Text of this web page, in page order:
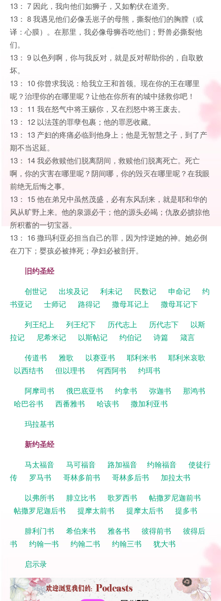
13： 7 因此，我向他们如狮子，又如豹伏在道旁。
13： 8 我遇见他们必像丢崽子的母熊，撕裂他们的胸膛（或
译：心膜）。在那里，我必像母狮吞吃他们；野兽必撕裂他
们。
13： 9 以色列啊，你与我反对，就是反对帮助你的，自取败
坏。
13： 10 你曾求我说：给我立王和首领。现在你的王在哪里
呢？治理你的在哪里呢？让他在你所有的城中拯救你吧！
13： 11 我在怒气中将王赐你，又在烈怒中将王废去。
13： 12 以法莲的罪孽包裹；他的罪恶收藏。
13： 13 产妇的疼痛必临到他身上；他是无智慧之子，到了产
期不当迟延。
13： 14 我必救赎他们脱离阴间，救赎他们脱离死亡。死亡
啊，你的灾害在哪里呢？阴间哪，你的毁灭在哪里呢？在我眼
前绝无后悔之事。
13： 15 他在弟兄中虽然茂盛，必有东风刮来，就是耶和华的
风从旷野上来。他的泉源必干；他的源头必竭；仇敌必掳掠他
所积蓄的一切宝器。
13： 16 撒玛利亚必担当自己的罪，因为悖逆她的神。她必倒
在刀下；婴孩必被摔死；孕妇必被剖开。
旧约圣经
创世记 出埃及记 利未记 民数记 申命记
约
书亚记
士师记 路得记 撒母耳记上
撒母耳记下
列王纪上
列王纪下 历代志上 历代志下
以斯
拉记
尼希米记 以斯帖记 约伯记 诗篇
箴言
传道书
雅歌 以赛亚书 耶利米书
耶利米哀歌
以西结书
但以理书 何西阿书
约珥书
阿摩司书
俄巴底亚书 约拿书 弥迦书
那鸿书
哈巴谷书
西番雅书 哈该书
撒加利亚书
玛拉基书
新约圣经
马太福音 马可福音 路加福音 约翰福音
使徒行
传
罗马书 哥林多前书 哥林多后书
加拉太书
以弗所书
腓立比书 歌罗西书
帖撒罗尼迦前书
帖撒罗尼迦后书
提摩太前书 提摩太后书
提多书
腓利门书
希伯来书 雅各书 彼得前书
彼得后
书
约翰一书 约翰二书 约翰三书
犹大书
启示录